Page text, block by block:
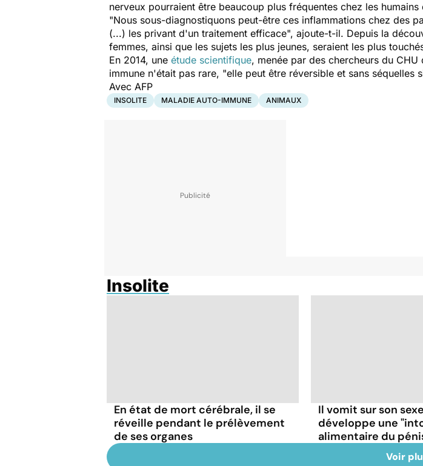
nerveux pourraient être beaucoup plus fréquentes chez les
"Nous sous-diagnostiquons peut-être ces inflammations chez des
(...) les privant d'un traitement efficace", ajoute-t-il. Depuis la
femmes, ainsi que les sujets les plus jeunes, seraient les plus
En 2014, une étude scientifique, menée par des chercheurs du
immune n'était pas rare, "elle peut être réversible et sans séquelles
Avec AFP
INSOLITE MALADIE AUTO-IMMUNE ANIMAUX
Insolite
En état de mort cérébrale, il se
réveille pendant le prélèvement
de ses organes
Il vomit sur son
développe une
alimentaire du
Voir